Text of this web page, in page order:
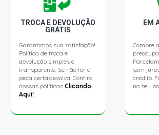
ZAFIRA EXPRESSION MINIVAN 2.0 8V
(2010 - 2012)
FLEX (2012 - 2012)
ZAFIRA COLLECTION MINIVAN 2.0 8V
(2012 - 2012)
TROCA E DEVOLUÇÃO
GRÁTIS
Garantimos sua satisfação!
Política de troca e
devolução simples e
transparente. Se não for a
peça certa,devolva. Confira
nossas políticasClicando
Aqui!
EM
Compre
sem
crédito.
no seu